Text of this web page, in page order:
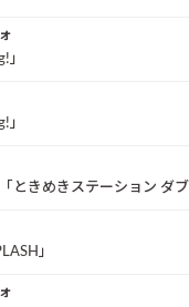
」
」
ときめきステーション ダ
」